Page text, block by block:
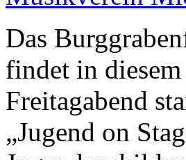
Das
findet in
Freitagabend
„Jugend on